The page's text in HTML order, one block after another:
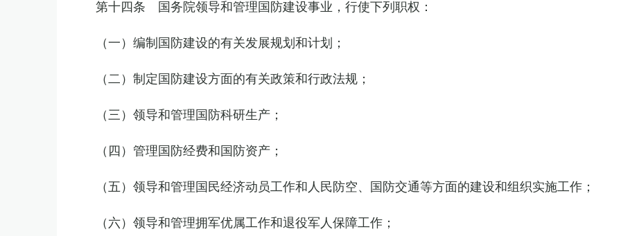
第十四条 国务院领导和管理国防建设事业，行使下列职权：
（一）编制国防建设的有关发展规划和计划；
（二）制定国防建设方面的有关政策和行政法规；
（三）领导和管理国防科研生产；
（四）管理国防经费和国防资产；
（五）领导和管理国民经济动员工作和人民防空、国防交通等方面的建设和组织实施工作；
（六）领导和管理拥军优属工作和退役军人保障工作；